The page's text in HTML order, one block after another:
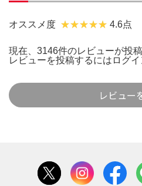
オススメ度 4.6点
現在、3146件のレビューが投
レビューを投稿するには ログイ
レビュー